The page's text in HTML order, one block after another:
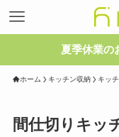
夏季休業の
ホーム キッチン収納 キッ
間仕切りキッ